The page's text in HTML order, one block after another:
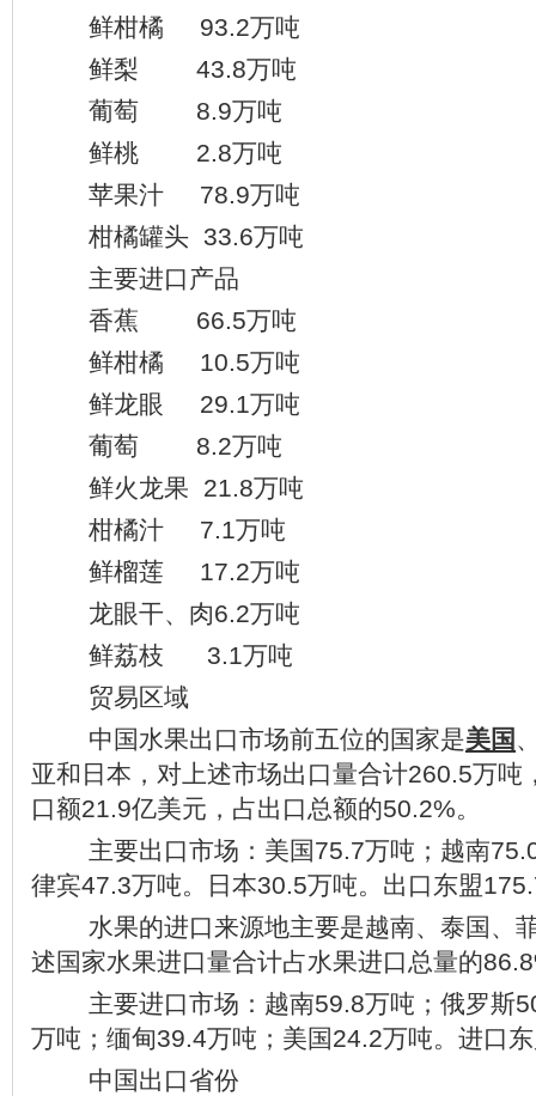
鲜柑橘 93.2万吨
鲜梨 43.8万吨
葡萄 8.9万吨
鲜桃 2.8万吨
苹果汁 78.9万吨
柑橘罐头 33.6万吨
主要进口产品
香蕉 66.5万吨
鲜柑橘 10.5万吨
鲜龙眼 29.1万吨
葡萄 8.2万吨
鲜火龙果 21.8万吨
柑橘汁 7.1万吨
鲜榴莲 17.2万吨
龙眼干、肉6.2万吨
鲜荔枝 3.1万吨
贸易区域
中国水果出口市场前五位的国家是美国
亚和日本，对上述市场出口量合计260.5万吨
口额21.9亿美元，占出口总额的50.2%。
主要出口市场：美国75.7万吨；越南
律宾47.3万吨。日本30.5万吨。出口东盟
水果的进口来源地主要是越南、泰国、
述国家水果进口量合计占水果进口总量的
主要进口市场：越南59.8万吨；俄罗斯
万吨；缅甸39.4万吨；美国24.2万吨。进口
中国出口省份